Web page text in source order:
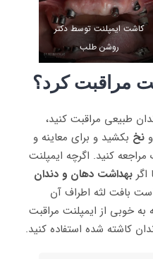
کاشت ایمپلنت توسط دکتر
روشن طلب
مراقبت کرد؟
طبیعی مراقبت کنید،
نخ بکشید و برای معاینه و
کنید. اگرچه ایمپلنت
بهداشت دهان و دندان
بافت لثه اطراف آن
به خوبی از ایمپلنت مراقبت
کاشته شده استفاده کنید.